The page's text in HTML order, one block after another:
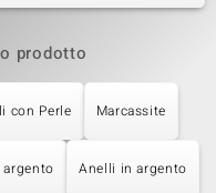
prodotto
con Perle Marcassite
Anelli in argento